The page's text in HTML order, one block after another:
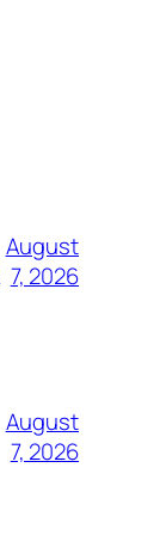
August
7, 2026
August
7, 2026